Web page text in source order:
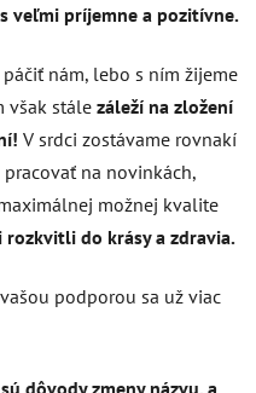
veľmi príjemne a pozitívne.
nám, lebo s ním žijeme
však stále záleží na zložení
V srdci zostávame rovnakí
na novinkách,
možnej kvalite
rozkvitli do krásy a zdravia.
podporou sa už viac
dôvody zmeny názvu, a